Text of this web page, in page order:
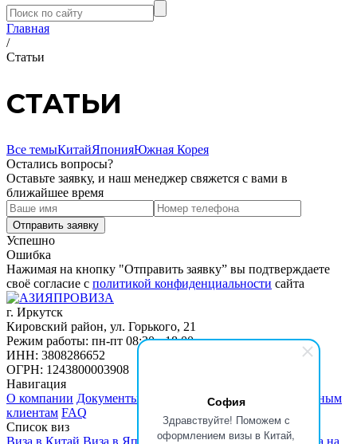
София
Здравствуйте! Поможем с
оформлением визы в Китай,
Главная
/
Статьи
СТАТЬИ
Все темыКитайЯпонияЮжная Корея
Остались вопросы?
Оставьте заявку, и наш менеджер свяжется с вами в
ближайшее время
Успешно
Ошибка
Нажимая на кнопку "Отправить заявку” вы подтверждаете
своё согласие с политикой конфиденциальности сайта
г. Иркутск
Кировский район, ул. Горького, 21
Режим работы: пн-пт 08:30 - 18:00
ИНН: 3808286652
ОГРН: 1243800003908
Навигация
О компании Документы Партнерам
Корпоративным
клиентам FAQ
Список виз